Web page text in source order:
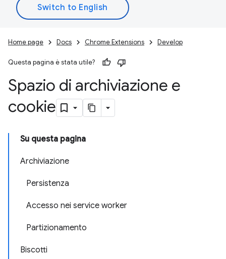
Home page Docs Chrome Extensions Develop
Questa pagina è stata utile?
Spazio di archiviazione e
cookie
Su questa pagina
Archiviazione
Persistenza
Accesso nei service worker
Partizionamento
Biscotti